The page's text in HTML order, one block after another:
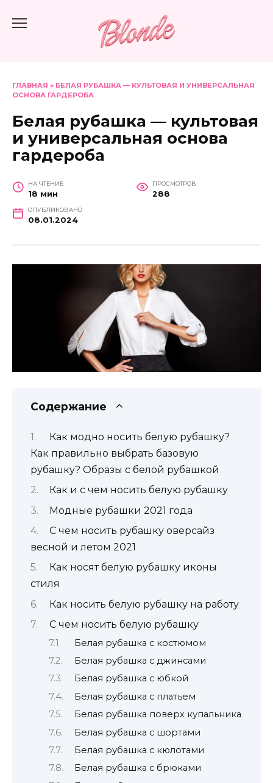
ГЛАВНАЯ » БЕЛАЯ РУБАШКА — КУЛЬТОВАЯ И УНИВЕРСАЛЬНАЯ
ОСНОВА ГАРДЕРОБА
Белая рубашка — культовая
и универсальная основа
гардероба
НА ЧТЕНИЕ
18 мин
ПРОСМОТРОВ
288
ОПУБЛИКОВАНО
08.01.2024
Содержание
Как модно носить белую рубашку?
Как правильно выбрать базовую
рубашку? Образы с белой рубашкой
Как и с чем носить белую рубашку
Модные рубашки 2021 года
С чем носить рубашку оверсайз
весной и летом 2021
Как носят белую рубашку иконы
стиля
Как носить белую рубашку на работу
С чем носить белую рубашку
Белая рубашка с костюмом
Белая рубашка с джинсами
Белая рубашка с юбкой
Белая рубашка с платьем
Белая рубашка поверх купальника
Белая рубашка с шортами
Белая рубашка с кюлотами
Белая рубашка с брюками